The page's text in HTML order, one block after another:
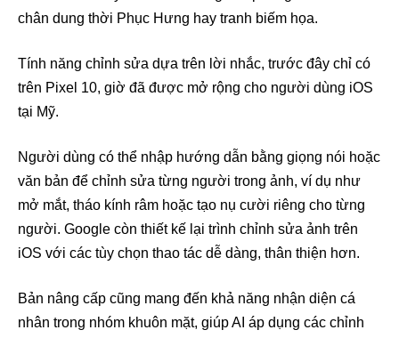
chân dung thời Phục Hưng hay tranh biếm họa.
Tính năng chỉnh sửa dựa trên lời nhắc, trước đây chỉ có
trên Pixel 10, giờ đã được mở rộng cho người dùng iOS
tại Mỹ.
Người dùng có thể nhập hướng dẫn bằng giọng nói hoặc
văn bản để chỉnh sửa từng người trong ảnh, ví dụ như
mở mắt, tháo kính râm hoặc tạo nụ cười riêng cho từng
người. Google còn thiết kế lại trình chỉnh sửa ảnh trên
iOS với các tùy chọn thao tác dễ dàng, thân thiện hơn.
Bản nâng cấp cũng mang đến khả năng nhận diện cá
nhân trong nhóm khuôn mặt, giúp AI áp dụng các chỉnh